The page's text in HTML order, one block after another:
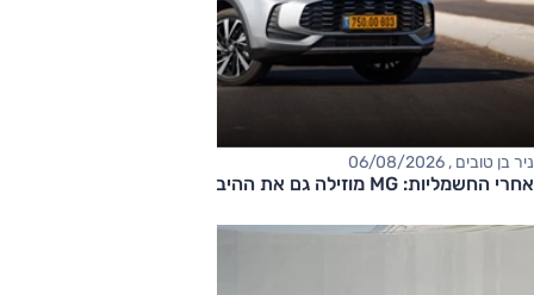
ניר בן טובים , 06/08/2026
אחרי החשמליות: MG מוזילה גם את ההיברידיות